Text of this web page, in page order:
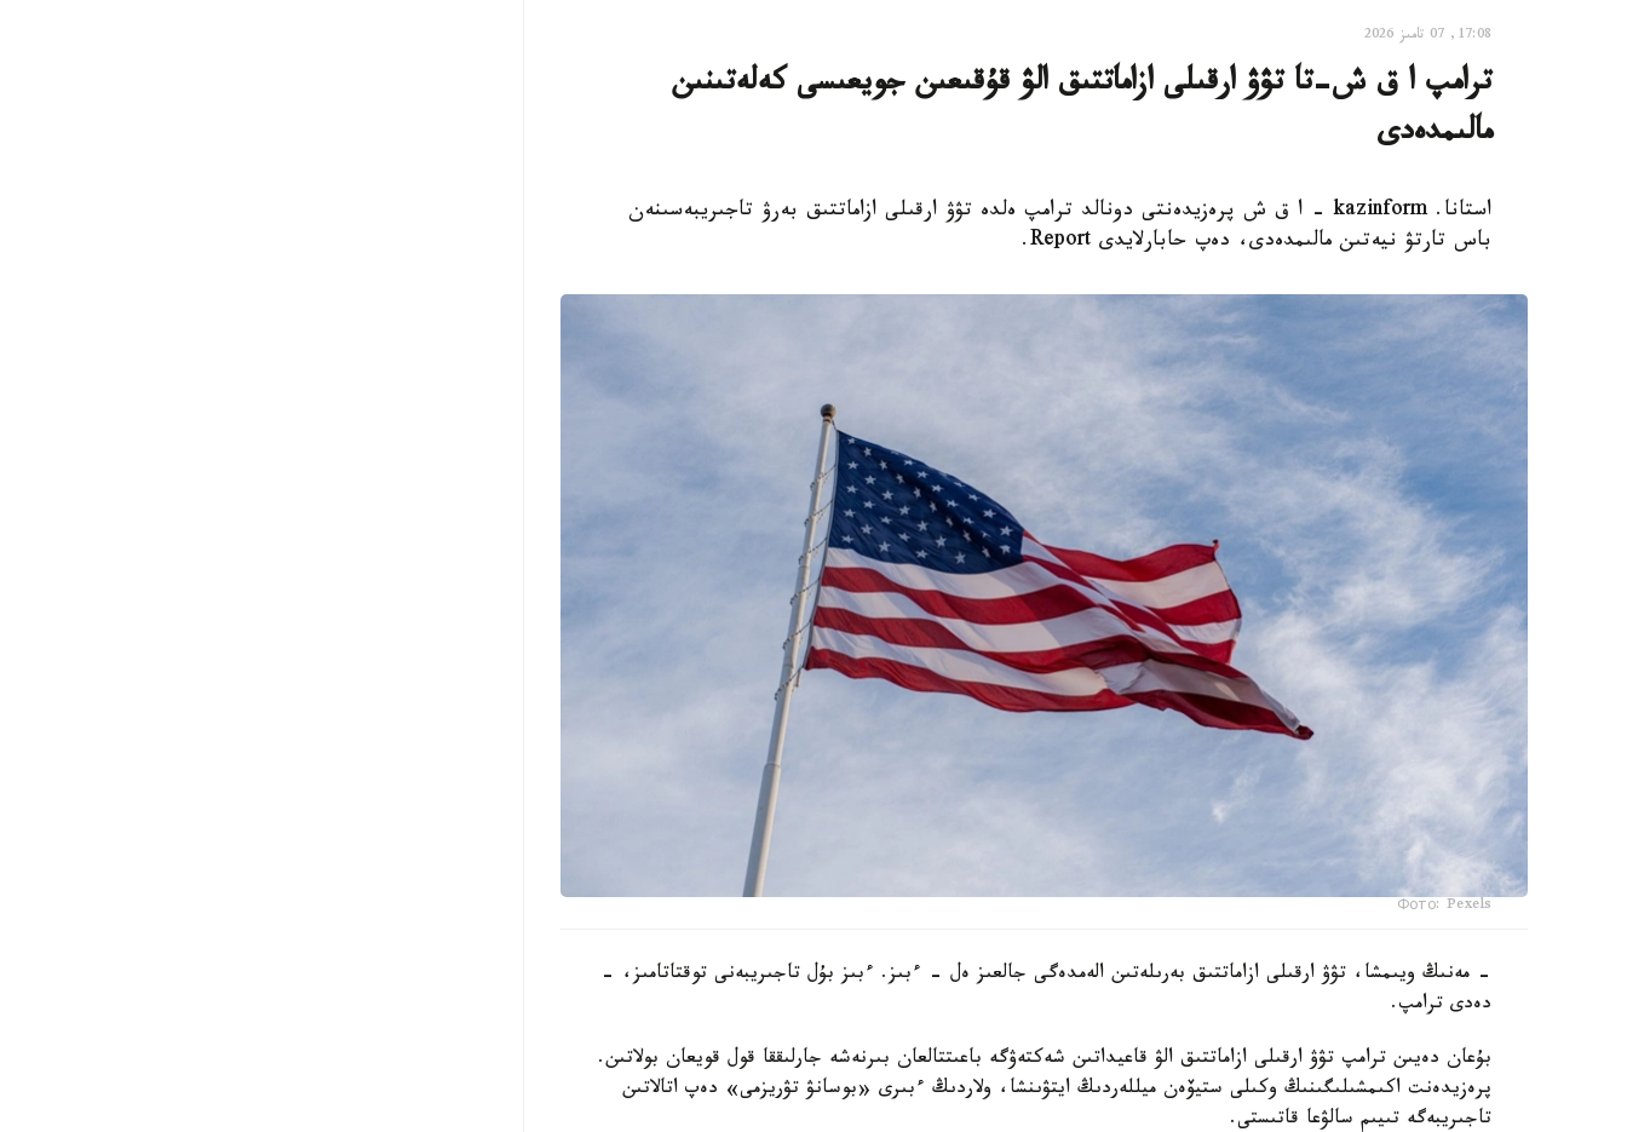
17:08, 07 تامىز 2026
ترامپ ا ق ش-تا تۋۋ ارقىلى ازاماتتىق الۋ قۇقىعىن جويعىسى كەلەتىنىن
مالىمدەدى
استانا. kazinform - ا ق ش پرەزيدەنتى دونالد ترامپ ەلدە تۋۋ ارقىلى ازاماتتىق بەرۋ تاجىريبەسىنەن
باس تارتۋ نيەتىن مالىمدەدى، دەپ حابارلايدى Report.
Фото: Pexels
- مەنىڭ ويىمشا، تۋۋ ارقىلى ازاماتتىق بەرىلەتىن الەمدەگى جالعىز ەل - ءبىز. ءبىز بۇل تاجىريبەنى توقتاتامىز، -
دەدى ترامپ.
بۇعان دەيىن ترامپ تۋۋ ارقىلى ازاماتتىق الۋ قاعيداتىن شەكتەۋگە باعىتتالعان بىرنەشە جارلىققا قول قويعان بولاتىن.
پرەزيدەنت اكىمشىلىگىنىڭ وكىلى ستيۆەن ميللەردىڭ ايتۋىنشا، ولاردىڭ ءبىرى «بوسانۋ تۋريزمى» دەپ اتالاتىن
تاجىريبەگە تىيىم سالۋعا قاتىستى.